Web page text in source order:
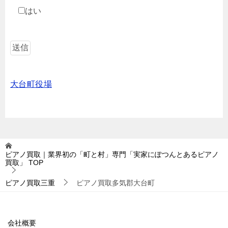
はい
大台町役場
ピアノ買取｜業界初の「町と村」専門「実家にぽつんとあるピアノ
買取」
TOP
ピアノ買取三重 ピアノ買取多気郡大台町
会社概要